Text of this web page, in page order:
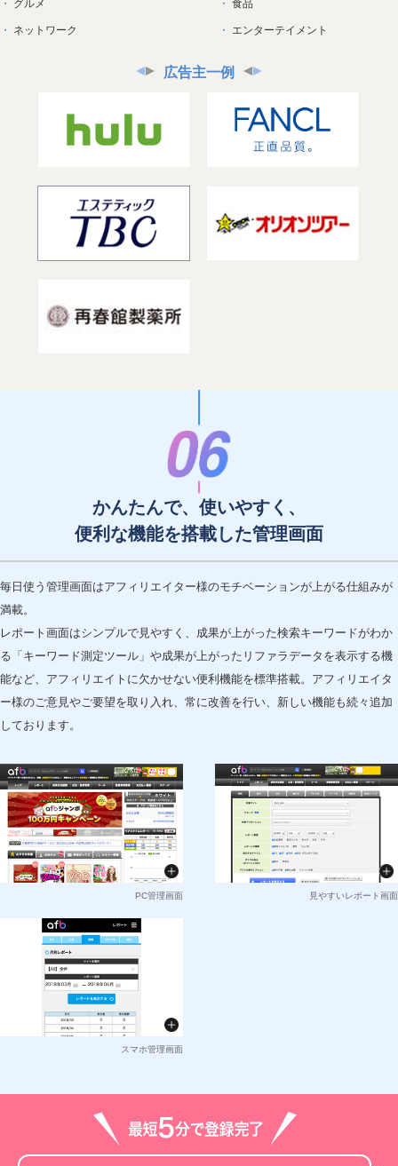
グルメ
ネットワーク
食品
エンターテイメント
広告主一例
かんたんで、使いやすく、
便利な機能を搭載した管理画面
毎日使う管理画面はアフィリエイター様のモチベーションが上がる仕組みが
満載。
レポート画面はシンプルで見やすく、成果が上がった検索キーワードがわか
る「キーワード測定ツール」や成果が上がったリファラデータを表示する機
能など、アフィリエイトに欠かせない便利機能を標準搭載。アフィリエイタ
ー様のご意見やご要望を取り入れ、常に改善を行い、新しい機能も続々追加
しております。
PC管理画面 見やすいレポート画面
スマホ管理画面